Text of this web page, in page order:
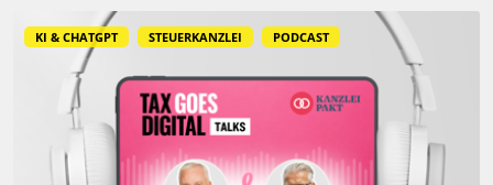
KI & CHATGPT STEUERKANZLEI PODCAST